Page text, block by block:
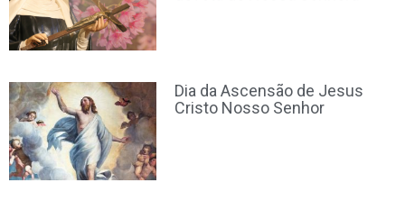
Dia da Ascensão de Jesus
Cristo Nosso Senhor